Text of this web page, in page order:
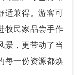
适兼得。游客可
牧民家品尝手作
景，更带动了当
每一份资源都焕